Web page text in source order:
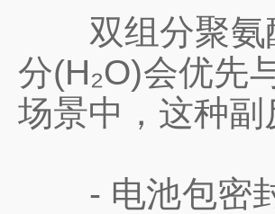
双组分聚氨酯
分(H₂O)会优先
场景中，这种
- 电池包密封